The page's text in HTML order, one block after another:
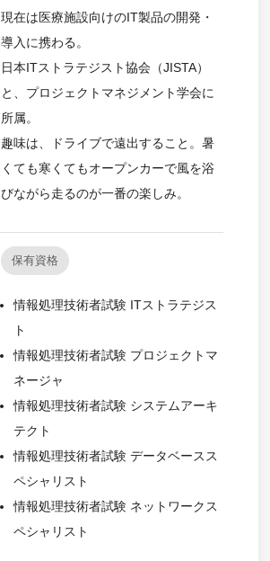
現在は医療施設向けのIT製品の開発・
導入に携わる。
日本ITストラテジスト協会（JISTA）
と、プロジェクトマネジメント学会に
所属。
趣味は、ドライブで遠出すること。暑
くても寒くてもオープンカーで風を浴
びながら走るのが一番の楽しみ。
保有資格
情報処理技術者試験 ITストラテジス
ト
情報処理技術者試験 プロジェクトマ
ネージャ
情報処理技術者試験 システムアーキ
テクト
情報処理技術者試験 データベースス
ペシャリスト
情報処理技術者試験 ネットワークス
ペシャリスト